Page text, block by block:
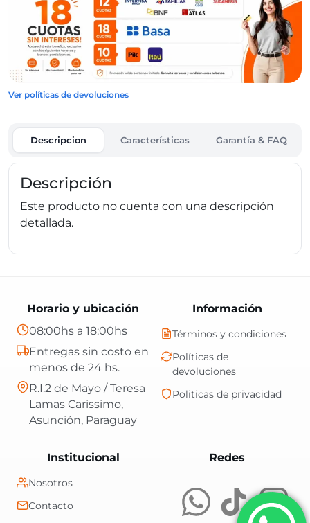
Ver políticas de devoluciones
Descripcion Características Garantía & FAQ
Descripción
Este producto no cuenta con una descripción
detallada.
RedesCentral Shop es
Información
Términos y condiciones
Políticas de
devoluciones
Politicas de privacidad
Institucional
Nosotros
Contacto
Horario y ubicación
08:00hs a 18:00hs
Entregas sin costo en
menos de 24 hs.
R.I.2 de Mayo / Teresa
Lamas Carissimo,
Asunción, Paraguay